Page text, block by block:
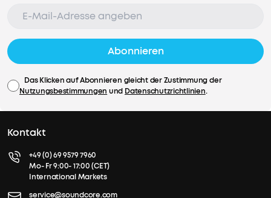
Abonnieren
Das Klicken auf Abonnieren gleicht der Zustimmung der
Nutzungsbestimmungen und Datenschutzrichtlinien.
Kontakt
+49 (0) 69 9579 7960
Mo- Fr 9:00- 17:00 (CET)
International Markets
service@soundcore.com